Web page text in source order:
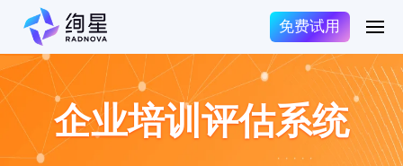
免费试用
企业培训评估系统